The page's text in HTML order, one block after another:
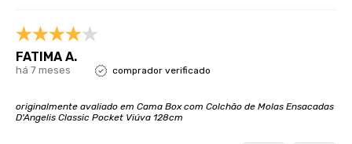
FATIMA A.
há 7 meses comprador verificado
originalmente avaliado em Cama Box com Colchão de Molas Ensacadas
D'Angelis Classic Pocket Viúva 128cm